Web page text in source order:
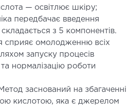
і без
— освітлює шкіру;
передбачає введення
з 5 компонентів.
сприяє омолодженню всіх
запуску процесів
нормалізацію роботи
заснований на збагаченні
кислотою, яка є джерелом